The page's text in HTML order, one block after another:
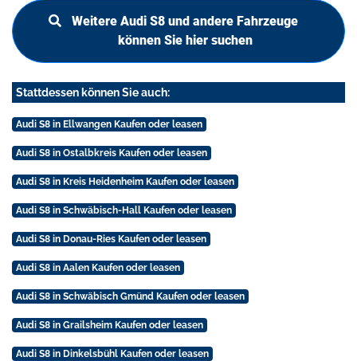
Weitere Audi S8 und andere Fahrzeuge
können Sie hier suchen
Stattdessen können Sie auch:
Audi S8 in Ellwangen Kaufen oder leasen
Audi S8 in Ostalbkreis Kaufen oder leasen
Audi S8 in Kreis Heidenheim Kaufen oder leasen
Audi S8 in Schwäbisch-Hall Kaufen oder leasen
Audi S8 in Donau-Ries Kaufen oder leasen
Audi S8 in Aalen Kaufen oder leasen
Audi S8 in Schwäbisch Gmünd Kaufen oder leasen
Audi S8 in Grailsheim Kaufen oder leasen
Audi S8 in Dinkelsbühl Kaufen oder leasen